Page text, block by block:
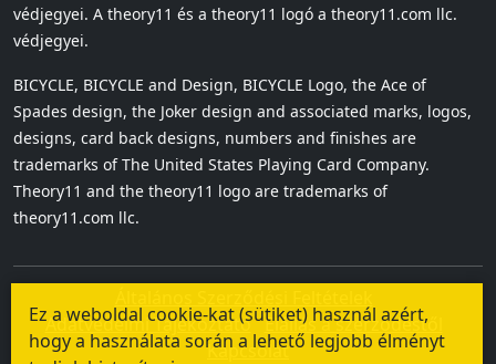
védjegyei. A theory11 és a theory11 logó a theory11.com llc.
védjegyei.
BICYCLE, BICYCLE and Design, BICYCLE Logo, the Ace of
Spades design, the Joker design and associated marks, logos,
designs, card back designs, numbers and finishes are
trademarks of The United States Playing Card Company.
Theory11 and the theory11 logo are trademarks of
theory11.com llc.
Adatvédelmi Tájékoztató
Elállás a szerződéstől
Kapcsolat
Ez a weboldal cookie-kat (sütiket) használ azért,
hogy a használata során a lehető legjobb élményt